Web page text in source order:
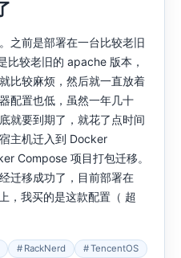
之前是部署在一台比较老旧
比较老旧的 apache 版本，
比较麻烦，然后就一直放着
配置也低，虽然一年几十
就要到期了，就花了点时间
主机迁入到 Docker
Compose 项目打包迁移。
迁移成功了，目前部署在
，我买的是这款配置（ 超
RackNerd
TencentOS